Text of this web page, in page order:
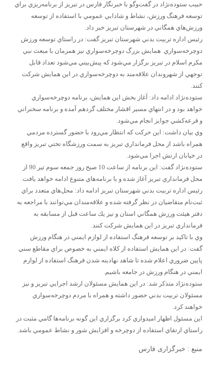
حبيب ستوده‌نژاد در گفت‌وگو با خبرنگار فارس در تبريز از برنامه‌ريزي براي
توسعه فرهنگ ورزش، نشاط و شادابي عمومي با استفاده از توسعه
ورزش‌هاي همگاني در شهرستان تبريز خبر داد.
رئيس اداره تربيت بدني شهرستان تبريز گفت: در راستاي توسعه ورزش
دوچرخه‌سواري ‌ همايش بزرگ دوچرخه‌سواري نيز همزمان با مبعث نبي
مكرم اسلام در تبريز برگزار مي‌شود كه پيش‌بيني مي‌شود تعداد قابل
توجهي از شهروندان علاقه‌مند به دوچرخه‌سواري در اين همايش شركت
كنند.
ستوده‌نژاد ادامه داد: آغاز بخش اين همايش، برنامه دوچرخه‌سواري
خواهد بود و در انتهاي مسير اقشار مختلف گردهم آمده و برنامه سخنراني
و قرعه‌كشي جوايز انجام مي‌شود.
وي بيان داشت: اين حركت كه انتظار مي‌رود با حضور گسترده مردمي
همراه باشد از محل فرمانداري تبريز به سمت ورزشگاه تختي تبريز واقع
در خيابان ارتش اجرا مي‌شود.
ستوده‌نژاد گفت: ‌اين برنامه از ساعت 10 صبح روز جمعه سوم تير 90 از
محل فرمانداري تبريز آغاز شده و با برنامه‌هاي متنوع ادامه خواهد يافت.
رئيس اداره تربيت بدني شهرستان تبريز ادامه داد: محل‌هاي متعدد براي
ثبت‌نام متقاضيان در نظر گرفته شده و علاقه‌مندان مي‌توانند با مراجعه به
دفتر هيئت ورزش همگاني استان و نيز يك ساعت قبل از مسابقه به
فرمانداري تبريز در اين همايش شركت كنند.
وي با تاكيد بر توسعه فرهنگ استفاده از لوازم ايمني در هنگام ورزش
گفت: ‌در اين همايش استفاده از كلاه ايمني به خصوص براي مقاطع سني
پايين ضروري اعلام شده تا شاهد نهادينه شدن فرهنگ استفاده از لوازم
ايمني در هنگام ورزش در جامعه باشيم.
ستوده‌نژاد متذكر شد: ‌در اين همايش مسئولان ارشد اجرايي تبريز و نيز
مسئولان تربيت بدني حضور داشته و همراه با مردم دوچرخه‌سواري
خواهند كرد.
اين مسئول اظهار اميدواري كرد برگزاري اين گونه برنامه‌ها گامي مثبت در
راستاي ارتقاي استفاده از دوچرخه و افزايش شور و نشاط عمومي باشد.
منبع : خبرگزاری فارس